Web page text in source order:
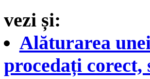
vezi și:
Alăturarea
procedați